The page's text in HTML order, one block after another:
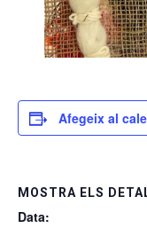
Afegeix al
MOSTRA ELS
Data: